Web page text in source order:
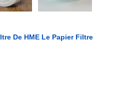
De HME Le Papier Filtre